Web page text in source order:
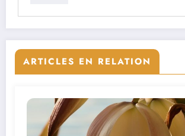
ARTICLES EN RELATION